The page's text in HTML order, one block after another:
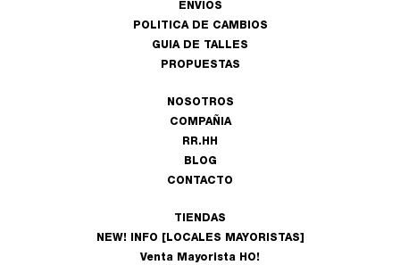
ENVIOS
POLITICA DE CAMBIOS
GUIA DE TALLES
PROPUESTAS
NOSOTROS
COMPAÑIA
RR.HH
BLOG
CONTACTO
TIENDAS
NEW! INFO [LOCALES MAYORISTAS]
Venta Mayorista HO!